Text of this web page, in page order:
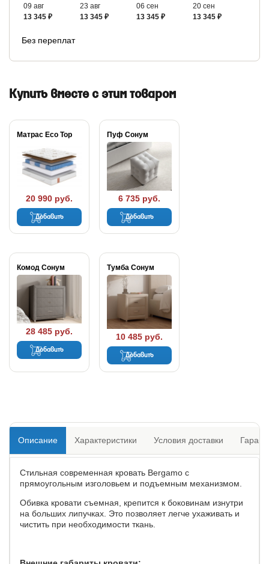
09 авг
13 345 ₽
23 авг
13 345 ₽
06 сен
13 345 ₽
20 сен
13 345 ₽
Без переплат
Купить вместе с этим товаром
Матрас Eco Top
20 990 руб.
Добавить
Пуф Сонум
6 735 руб.
Добавить
Комод Сонум
28 485 руб.
Добавить
Тумба Сонум
10 485 руб.
Добавить
Описание Характеристики Условия доставки
Стильная современная кровать Bergamo с
прямоугольным изголовьем и подъемным механизмом.
Обивка кровати съемная, крепится к боковинам изнутри
на больших липучках. Это позволяет легче ухаживать и
чистить при необходимости ткань.